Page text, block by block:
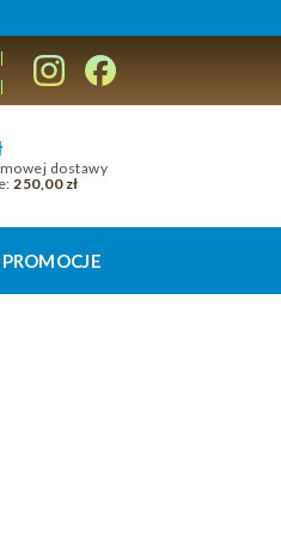
dostawy
250,00 zł
PROMOCJE